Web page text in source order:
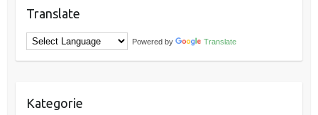
Translate
Powered by Translate
Kategorie